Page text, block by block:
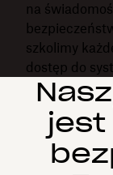
na
szkolimy
dostęp do
jest